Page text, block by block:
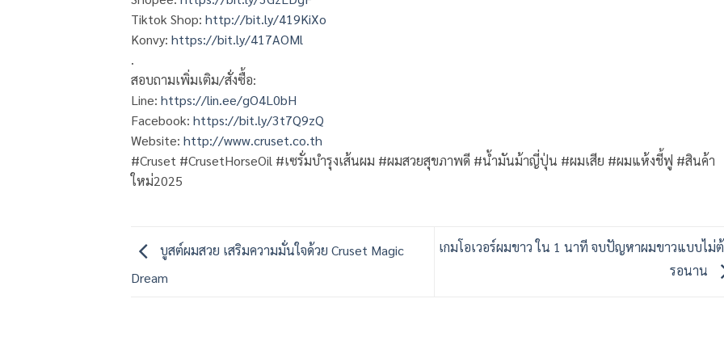
Tiktok Shop: http://bit.ly/419KiXo
Konvy: https://bit.ly/417AOMl
.
สอบถามเพิ่มเติม/สั่งซื้อ:
Line: https://lin.ee/gO4L0bH
Facebook: https://bit.ly/3t7Q9zQ
Website: http://www.cruset.co.th
#Cruset #CrusetHorseOil #เซรั่มบำรุงเส้นผม #ผมสวยสุขภาพดี #น้ำมันม้าญี่ปุ่น #ผมเสีย #ผมแห้งชี้ฟู #สินค้า
ใหม่2025
บูสต์ผมสวย เสริมความมั่นใจด้วย Cruset Magic
Dream
เกมโอเวอร์ผมขาว ใน 1 นาที จบปัญหาผมขาวแบบไม่
รอนาน